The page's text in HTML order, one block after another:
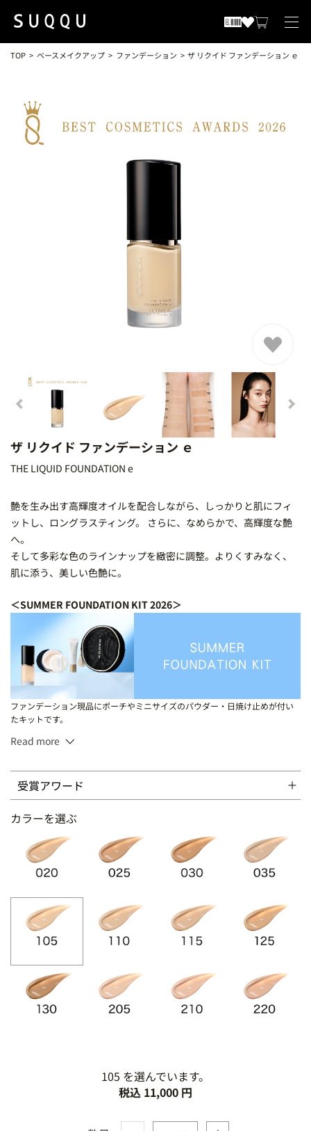
TOP ベースメイクアップ ファンデーション ザ リクイド ファンデーション ｅ
ザ リクイド ファンデーション ｅ
THE LIQUID FOUNDATION e
艶を生み出す高輝度オイルを配合しながら、しっかりと肌にフィ
ットし、ロングラスティング。 さらに、なめらかで、高輝度な艶
へ。
そして多彩な色のラインナップを緻密に調整。よりくすみなく、
肌に添う、美しい色艶に。
＜SUMMER FOUNDATION KIT 2026＞
ファンデーション現品にポーチやミニサイズのパウダー・日焼け止めが付い
たキットです。
30mL
【SPF20・PA+++】 020、105、110、115、125、205、210、220
【SPF25・PA+++】 025、030、035
Read more
受賞アワード
カラーを選ぶ
105 を選んでいます。
税込 11,000 円